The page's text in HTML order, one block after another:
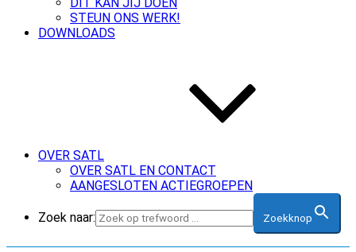
STEUN ONS WERK!
DOWNLOADS
OVER SATL
OVER SATL EN CONTACT
AANGESLOTEN ACTIEGROEPEN
Zoek naar: Zoekknop